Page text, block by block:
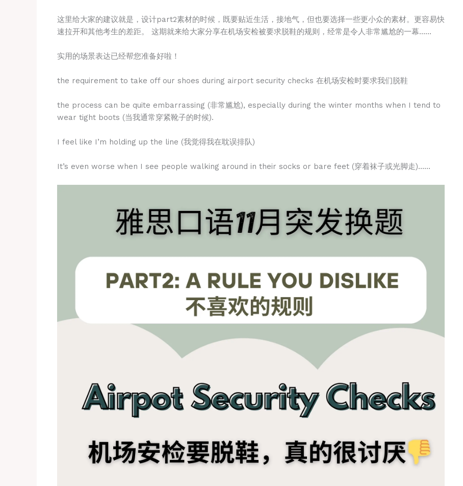
这里给大家的建议就是，设计part2素材的时候，既要贴近生活，接地气，但也要选择一些更小众的素材。更容易快
速拉开和其他考生的差距。 这期就来给大家分享在机场安检被要求脱鞋的规则，经常是令人非常尴尬的一幕……
实用的场景表达已经帮您准备好啦！
the requirement to take off our shoes during airport security checks 在机场安检时要求我们脱鞋
the process can be quite embarrassing (非常尴尬), especially during the winter months when I tend to
wear tight boots (当我通常穿紧靴子的时候).
I feel like I’m holding up the line (我觉得我在耽误排队)
It’s even worse when I see people walking around in their socks or bare feet (穿着袜子或光脚走)……